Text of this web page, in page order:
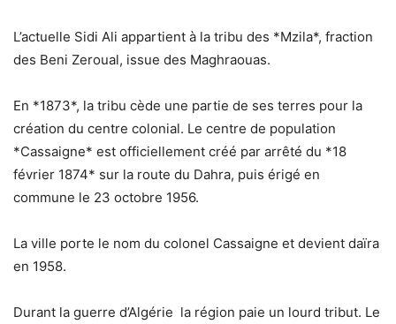
L’actuelle Sidi Ali appartient à la tribu des *Mzila*, fraction
des Beni Zeroual, issue des Maghraouas.
En *1873*, la tribu cède une partie de ses terres pour la
création du centre colonial. Le centre de population
*Cassaigne* est officiellement créé par arrêté du *18
février 1874* sur la route du Dahra, puis érigé en
commune le 23 octobre 1956.
La ville porte le nom du colonel Cassaigne et devient daïra
en 1958.
Durant la guerre d’Algérie la région paie un lourd tribut. Le